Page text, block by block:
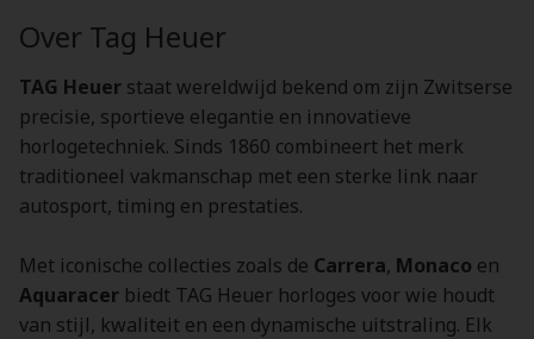
Over Tag Heuer
TAG Heuer staat wereldwijd bekend om zijn Zwitserse
precisie, sportieve elegantie en innovatieve
horlogetechniek. Sinds 1860 combineert het merk
traditioneel vakmanschap met een sterke link naar
autosport, timing en prestaties.
Met iconische collecties zoals de Carrera, Monaco en
Aquaracer biedt TAG Heuer horloges voor wie houdt
van stijl, kwaliteit en een dynamische uitstraling. Elk